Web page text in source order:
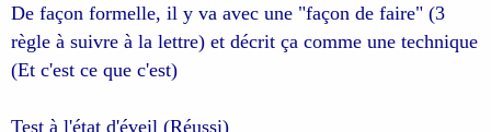
De façon formelle, il y va avec une "façon de faire" (3
règle à suivre à la lettre) et décrit ça comme une technique
(Et c'est ce que c'est)
Test à l'état d'éveil (Réussi)